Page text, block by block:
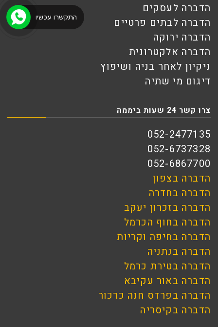
הדברה לעסקים
הדברה לבתים פרטיים
הדברה ירוקה
הדברה אלקטרונית
ניקיון לאחר בניה ושיפוץ
דיגום מי שתיה
צרו קשר 24 שעות ביממה
052-2477135
052-6737328
052-6867700
הדברה בצפון
הדברה בחדרה
הדברה בזכרון יעקב
הדברה בחוף הכרמל
הדברה בחיפה וקריות
הדברה בנתניה
הדברה בטירת כרמל
הדברה באור עקיבא
הדברה בפרדס חנה כרכור
הדברה בקיסריה
התקשרו עכשיו